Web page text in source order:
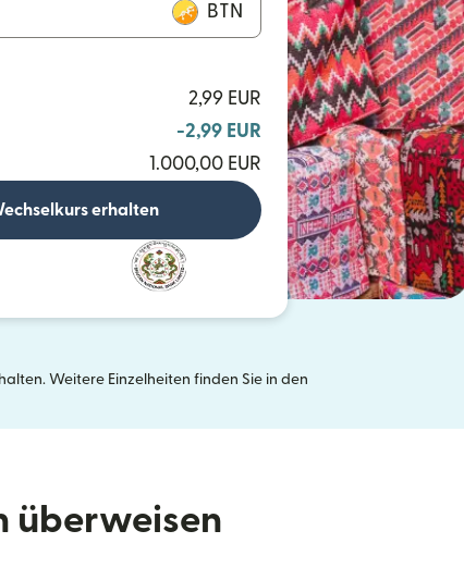
BTN
2,99 EUR
-2,99 EUR
1.000,00 EUR
erhalten
Weitere Einzelheiten finden Sie in den
Fenster geöffnet)
überweisen